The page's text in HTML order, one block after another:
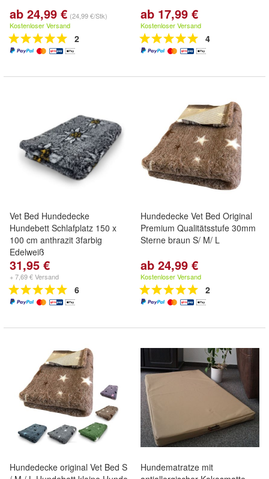
ab 24,99 € (24,99 €/Stk)
Kostenloser Versand
2
ab 17,99 €
Kostenloser Versand
4
Vet Bed Hundedecke
Hundebett Schlafplatz 150 x
100 cm anthrazit 3farbig
Edelweiß
31,95 €
+ 7,69 € Versand
6
Hundedecke Vet Bed Original
Premium Qualitätsstufe 30mm
Sterne braun S/ M/ L
ab 24,99 €
Kostenloser Versand
2
Hundedecke original Vet Bed S
Hundematratze mit